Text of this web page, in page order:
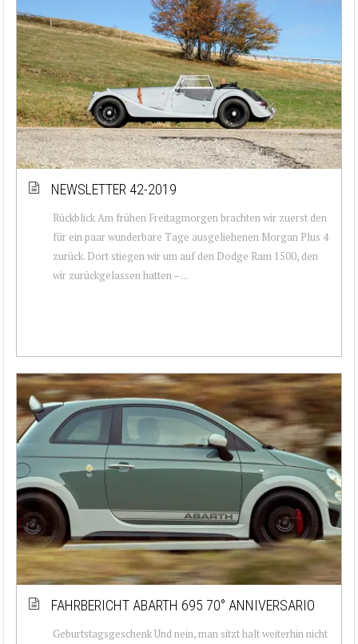
NEWSLETTER 42-2019
Rückblick Am frühen Freitagmorgen brachten wir zuerst den
für ein paar wunderbare Tage ausgeliehenen Morgan Plus 4
zurück. Dort stiegen wir um auf den Dodge Ram 1500, den
wir zurückgelassen hatten – ...
FAHRBERICHT ABARTH 695 70° ANNIVERSARIO
Geburtstagsgeschenk Und nein, man sitzt halt weiterhin nicht